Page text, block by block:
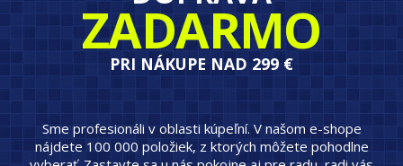
ZADARMO
PRI NÁKUPE NAD 299 €
Sme profesionáli v oblasti kúpeľní. V našom e-shope
nájdete 100 000 položiek, z ktorých môžete pohodlne